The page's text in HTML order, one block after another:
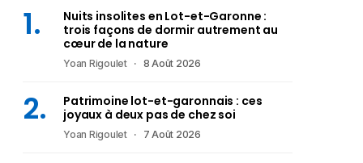
Nuits insolites en Lot-et-Garonne :
trois façons de dormir autrement au
cœur de la nature
Yoan Rigoulet 8 Août 2026
Patrimoine lot-et-garonnais : ces
joyaux à deux pas de chez soi
Yoan Rigoulet 7 Août 2026